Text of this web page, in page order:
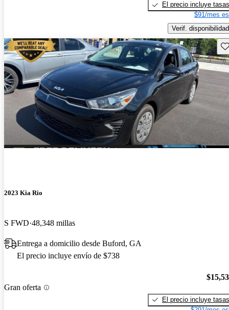
El precio incluye tasas
$91/mes
Verif. disponibilidad
2023 Kia Rio
S FWD 48,348 millas
Entrega a domicilio desde Buford, GA
El precio incluye envío de $738
Gran oferta
El precio incluye tasas